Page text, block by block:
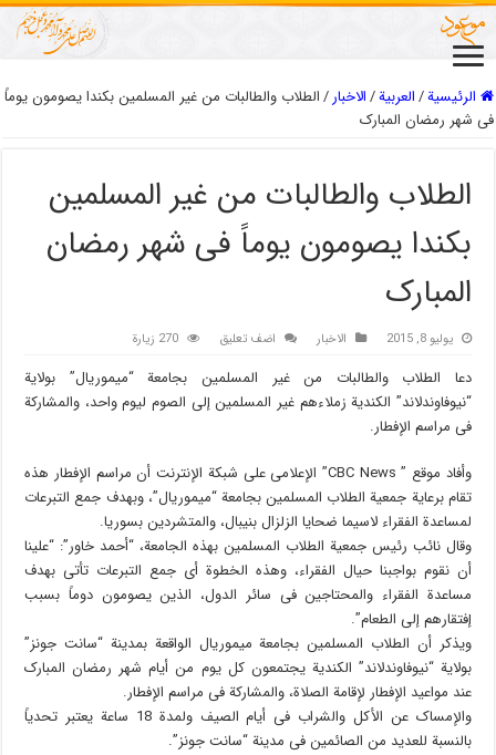
الرئيسية/العربیة/الاخبار/الطلاب والطالبات من غیر المسلمین بکندا یصومون یوماً
فی شهر رمضان المبارک
الطلاب والطالبات من غیر المسلمین
بکندا یصومون یوماً فی شهر رمضان
المبارک
يوليو 8, 2015 الاخبار اضف تعليق 270 زيارة
دعا الطلاب والطالبات من غیر المسلمین بجامعة “میموریال” بولایة
“نیوفاوندلاند” الکندیة زملاءهم غیر المسلمین إلی الصوم لیوم واحد، والمشارکة
فی مراسم الإفطار.
وأفاد موقع ” CBC News” الإعلامی علی شبکة الإنترنت أن مراسم الإفطار هذه
تقام برعایة جمعیة الطلاب المسلمین بجامعة “میموریال”، وبهدف جمع التبرعات
لمساعدة الفقراء لاسیما ضحایا الزلزال بنیبال، والمتشردین بسوریا.
وقال نائب رئیس جمعیة الطلاب المسلمین بهذه الجامعة، “أحمد خاور”: “علینا
أن نقوم بواجبنا حیال الفقراء، وهذه الخطوة أی جمع التبرعات تأتی بهدف
مساعدة الفقراء والمحتاجین فی سائر الدول، الذین یصومون دوماً بسبب
إفتقارهم إلی الطعام”.
ویذکر أن الطلاب المسلمین بجامعة میموریال الواقعة بمدینة “سانت جونز”
بولایة “نیوفاوندلاند” الکندیة یجتمعون کل یوم من أیام شهر رمضان المبارک
عند مواعید الإفطار لإقامة الصلاة، والمشارکة فی مراسم الإفطار.
والإمساک عن الأکل والشراب فی أیام الصیف ولمدة 18 ساعة یعتبر تحدیاً
بالنسبة للعدید من الصائمین فی مدینة “سانت جونز”.